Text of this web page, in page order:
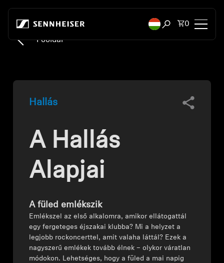
Keresési ablak
Összes
0
Fejhallgatók felhasználás szerint
Fejhallgatók széria szerint
Kiemelt fejhallgatók
Fejhallgató alkatrészek és tartozékok
Főoldal
Hallás
A Hallás
Alapjai
A füled emlékszik
Emlékszel az első alkalomra, amikor ellátogattál
egy fergeteges éjszakai klubba? Mi a helyzet a
legjobb rockoncerttel, amit valaha láttál? Ezek a
nagyszerű emlékek tovább élnek – olykor váratlan
módokon. Lehetséges, hogy a füled a mai napig